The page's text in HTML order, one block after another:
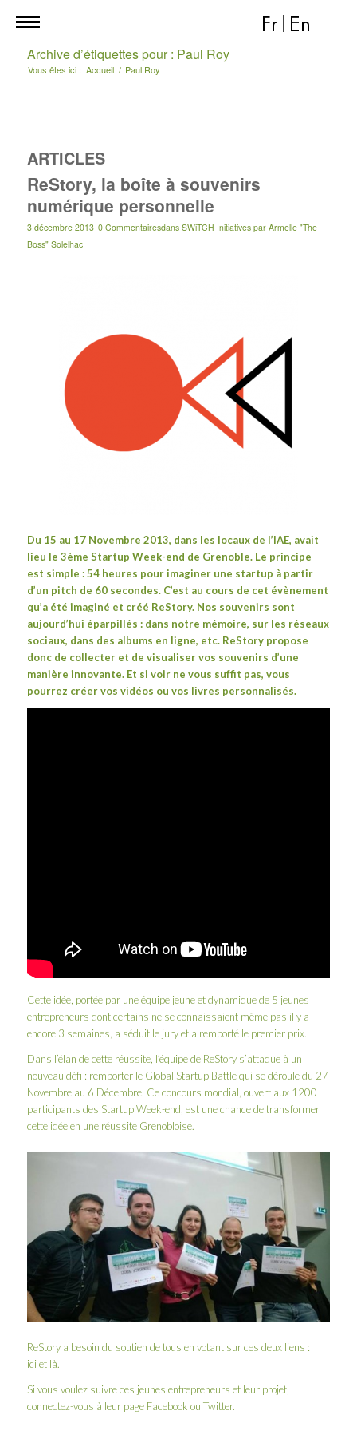
Fr En
Archive d’étiquettes pour : Paul Roy
Vous êtes ici : Accueil / Paul Roy
ARTICLES
ReStory, la boîte à souvenirs
numérique personnelle
3 décembre 2013 0 Commentairesdans SWiTCH Initiatives par Armelle "The
Boss" Solelhac
Du 15 au 17 Novembre 2013, dans les locaux de l’IAE, avait
lieu le 3ème Startup Week-end de Grenoble. Le principe
est simple : 54 heures pour imaginer une startup à partir
d’un pitch de 60 secondes. C’est au cours de cet évènement
qu’a été imaginé et créé ReStory. Nos souvenirs sont
aujourd’hui éparpillés : dans notre mémoire, sur les réseaux
sociaux, dans des albums en ligne, etc. ReStory propose
donc de collecter et de visualiser vos souvenirs d’une
manière innovante. Et si voir ne vous suffit pas, vous
pourrez créer vos vidéos ou vos livres personnalisés.
Cette idée, portée par une équipe jeune et dynamique de 5 jeunes
entrepreneurs dont certains ne se connaissaient même pas il y a
encore 3 semaines, a séduit le jury et a remporté le premier prix.
Dans l’élan de cette réussite, l’équipe de ReStory s’attaque à un
nouveau défi : remporter le Global Startup Battlequi se déroule du 27
Novembre au 6 Décembre. Ce concours mondial, ouvert aux 1200
participants des Startup Week-end, est une chance de transformer
cette idée en une réussite Grenobloise.
ReStory a besoin du soutien de tous en votant sur ces deux liens :
ici et là.
Si vous voulez suivre ces jeunes entrepreneurs et leur projet,
connectez-vous à leur page Facebook ou Twitter.